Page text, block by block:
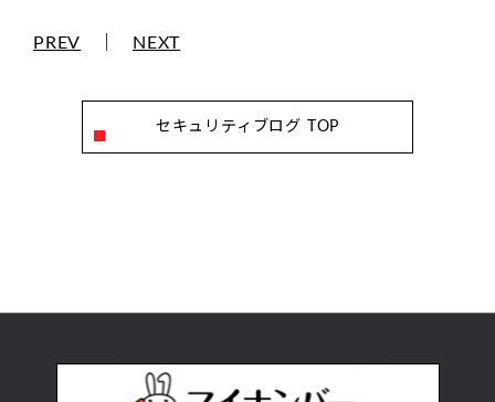
PREV NEXT
セキュリティブログ TOP